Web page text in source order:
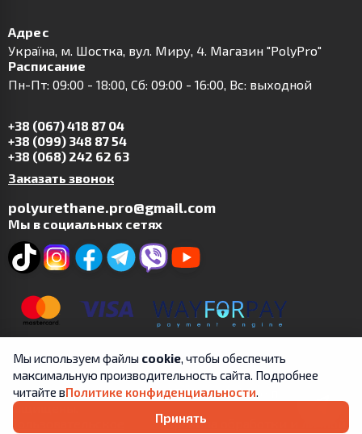
Адрес
Українa, м. Шостка, вул. Миру, 4. Магазин "PolyPro"
Расписание
Пн-Пт: 09:00 - 18:00, Сб: 09:00 - 16:00, Вс: выходной
+38 (067) 418 87 04
+38 (099) 348 87 54
+38 (068) 242 62 63
Заказать звонок
polyurethane.pro@gmail.com
Мы в социальных сетях
Copyright © 2019-2025 | ФЛП Цит А.В. | Все права
защищены.
Правила обработки и личной
Мы используем файлы cookie, чтобы обеспечить
максимальную производительность сайта. Подробнее
читайте вПолитике конфиденциальности.
Принять